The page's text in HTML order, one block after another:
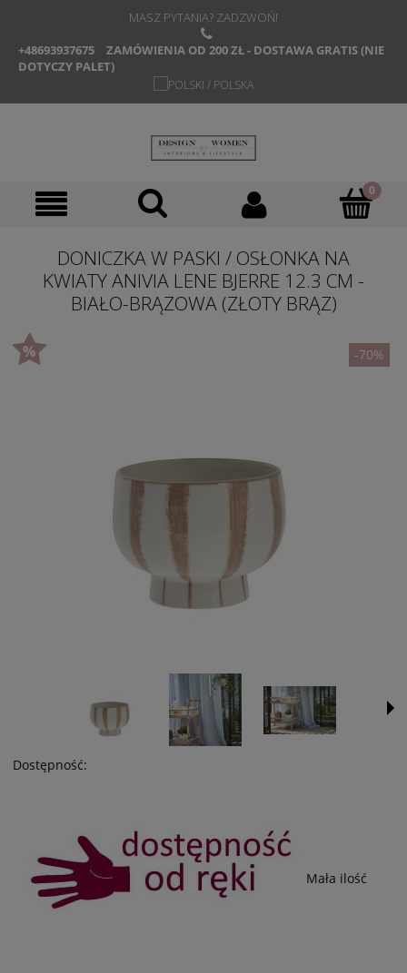
MASZ PYTANIA? ZADZWOŃ!
+48693937675
ZAMÓWIENIA OD 200 ZŁ - DOSTAWA GRATIS (NIE
DOTYCZY PALET)
DONICZKA W PASKI / OSŁONKA NA
KWIATY ANIVIA LENE BJERRE 12.3 CM -
BIAŁO-BRĄZOWA (ZŁOTY BRĄZ)
-70%
Dostępność:
Mała ilość